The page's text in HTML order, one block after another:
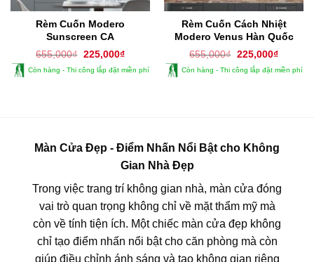
Rèm Cuốn Modero
Sunscreen CA
655,000₫ Giá
là:
225,000₫Giá
tại
Còn hàng - Thi công lắp đặt miền phí
Rèm Cuốn Cách Nhiệt
Modero Venus Hàn Quốc
655,000₫ Giá
là:
225,000₫Giá
tại
Còn hàng - Thi công lắp đặt miền phí
Màn Cửa Đẹp - Điểm Nhấn Nổi Bật cho Không
Gian Nhà Đẹp
Trong việc trang trí không gian nhà, màn cửa đóng
vai trò quan trọng không chỉ về mặt thẩm mỹ mà
còn về tính tiện ích. Một chiếc màn cửa đẹp không
chỉ tạo điểm nhấn nổi bật cho căn phòng mà còn
giúp điều chỉnh ánh sáng và tạo không gian riêng